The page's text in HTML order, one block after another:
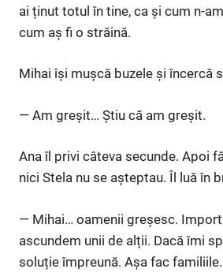
ai ținut totul în tine, ca și cum n-
cum aș fi o străină.
Mihai își mușcă buzele și încercă
— Am greșit… Știu că am greșit.
Ana îl privi câteva secunde. Apoi
nici Stela nu se așteptau. Îl luă în
— Mihai… oamenii greșesc.
ascundem unii de alții. Dacă îmi
soluție împreună. Așa fac familiile.